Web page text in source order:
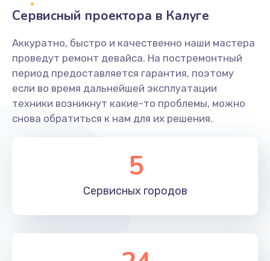
Замена переходников
1000 руб.
Заказать
Замена уплотнительных колец
2000 руб.
Замена помпы
3000 руб.
Заказать
Сервисный проектора в Калуге
Аккуратно, быстро и качественно наши мастера
проведут ремонт девайса. На постремонтный
период предоставляется гарантия, поэтому
если во время дальнейшей эксплуатации
техники возникнут какие-то проблемы, можно
снова обратиться к нам для их решения.
5
Сервисных городов